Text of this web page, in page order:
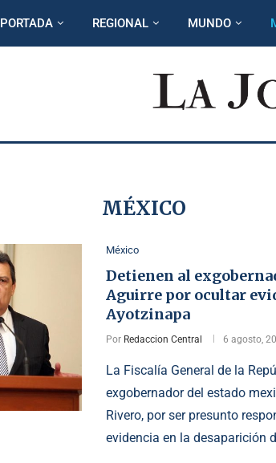
PORTADA REGIONAL MUNDO
MÉXICO
México
Detienen al
Aguirre por ocultar
Ayotzinapa
Por Redaccion Central 6 agosto,
La Fiscalía General de la
exgobernador del estado
Rivero, por ser presunto
evidencia en la desaparición